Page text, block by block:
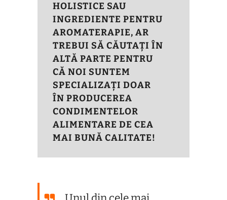
HOLISTICE SAU
INGREDIENTE PENTRU
AROMATERAPIE, AR
TREBUI SĂ CĂUTAȚI ÎN
ALTĂ PARTE PENTRU
CĂ NOI SUNTEM
SPECIALIZAȚI DOAR
ÎN PRODUCEREA
CONDIMENTELOR
ALIMENTARE DE CEA
MAI BUNĂ CALITATE!